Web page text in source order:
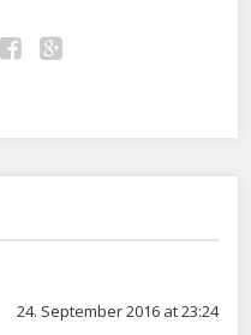
24. September 2016 at 23:24